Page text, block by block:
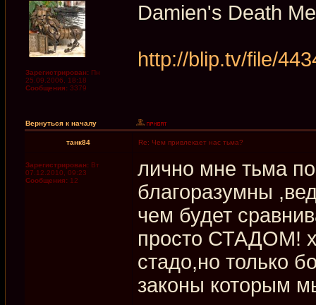
Зарегистрирован: Пн
25.09.2006, 18:18
Сообщения: 3379
Damien's Death
http://blip.tv/file/
Вернуться к началу
танк84 Re: Чем привлекает нас тьма?
Зарегистрирован: Вт
07.12.2010, 09:23
Сообщения: 12
лично мне тьма
благоразумны
чем будет
просто СТАДОМ!
стадо,но только
законы которым